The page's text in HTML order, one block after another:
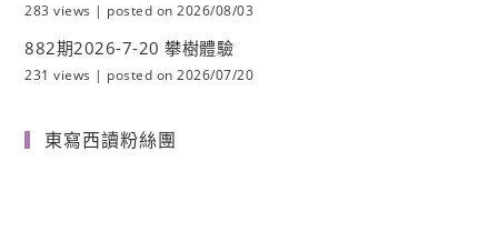
283 views | posted on 2026/08/03
882期2026-7-20 攀樹體驗
231 views | posted on 2026/07/20
東寫西讀粉絲團